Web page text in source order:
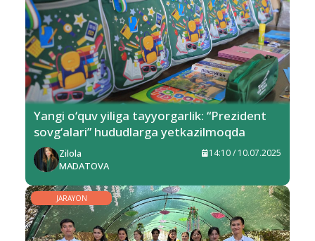
Yangi o‘quv yiliga tayyorgarlik: “Prezident
sovg‘alari” hududlarga yetkazilmoqda
Zilola
MADATOVA
14:10 / 10.07.2025
JARAYON